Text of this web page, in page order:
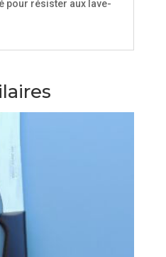
pour résister aux lave-